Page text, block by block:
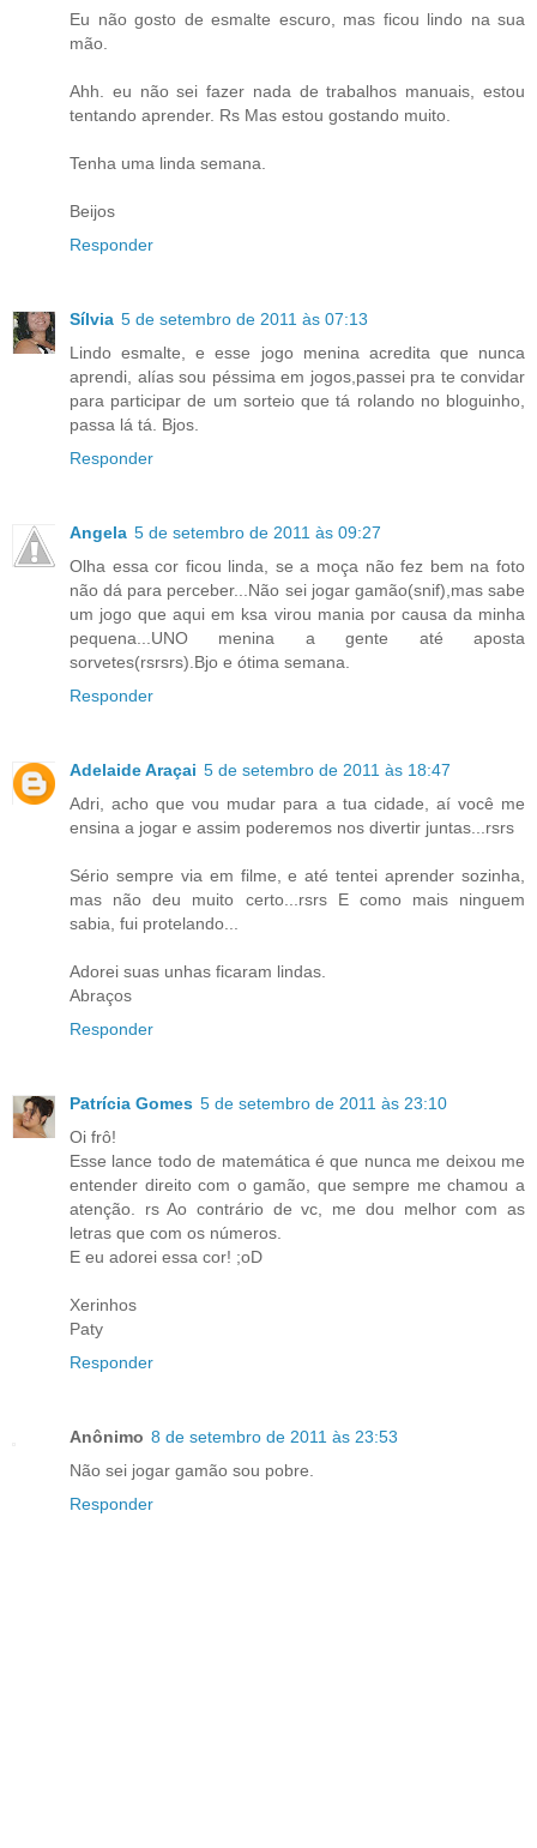
Eu não gosto de esmalte escuro, mas ficou lindo na sua
mão.
Ahh. eu não sei fazer nada de trabalhos manuais, estou
tentando aprender. Rs Mas estou gostando muito.
Tenha uma linda semana.
Beijos
Responder
Sílvia 5 de setembro de 2011 às 07:13
Lindo esmalte, e esse jogo menina acredita que nunca
aprendi, alías sou péssima em jogos,passei pra te convidar
para participar de um sorteio que tá rolando no bloguinho,
passa lá tá. Bjos.
Responder
Angela 5 de setembro de 2011 às 09:27
Olha essa cor ficou linda, se a moça não fez bem na foto
não dá para perceber...Não sei jogar gamão(snif),mas sabe
um jogo que aqui em ksa virou mania por causa da minha
pequena...UNO menina a gente até aposta
sorvetes(rsrsrs).Bjo e ótima semana.
Responder
Adelaide Araçai 5 de setembro de 2011 às 18:47
Adri, acho que vou mudar para a tua cidade, aí você me
ensina a jogar e assim poderemos nos divertir juntas...rsrs
Sério sempre via em filme, e até tentei aprender sozinha,
mas não deu muito certo...rsrs E como mais ninguem
sabia, fui protelando...
Adorei suas unhas ficaram lindas.
Abraços
Responder
Patrícia Gomes 5 de setembro de 2011 às 23:10
Oi frô!
Esse lance todo de matemática é que nunca me deixou me
entender direito com o gamão, que sempre me chamou a
atenção. rs Ao contrário de vc, me dou melhor com as
letras que com os números.
E eu adorei essa cor! ;oD
Xerinhos
Paty
Responder
Anônimo 8 de setembro de 2011 às 23:53
Não sei jogar gamão sou pobre.
Responder